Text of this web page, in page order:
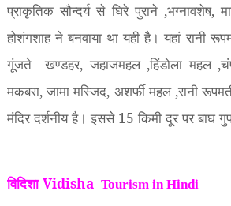
प्राकृतिक सौन्दर्य से घिरे पुराने ,भग्नावशेष,
होशंगशाह ने बनवाया था यही है। यहां रानी
गूंजते
खण्डहर, जहाजमहल ,हिंडोला महल ,
मकबरा,जामा मस्जिद, अशर्फी महल ,रानी
मंदिर दर्शनीय है। इससे 15 किमी दूर पर बाघ
विदिशा Vidisha Tourism in Hindi